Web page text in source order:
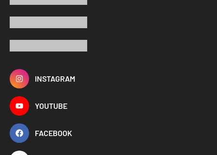
INSTAGRAM
YOUTUBE
FACEBOOK